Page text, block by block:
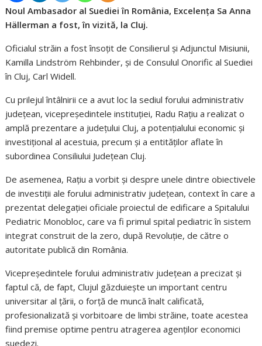
Noul Ambasador al Suediei în România, Excelența Sa Anna
Hällerman a fost, în vizită, la Cluj.
Oficialul străin a fost însoțit de Consilierul și Adjunctul Misiunii,
Kamilla Lindström Rehbinder, și de Consulul Onorific al Suediei
în Cluj, Carl Widell.
Cu prilejul întâlnirii ce a avut loc la sediul forului administrativ
județean, vicepreședintele instituției, Radu Rațiu a realizat o
amplă prezentare a județului Cluj, a potenţialului economic şi
investiţional al acestuia, precum și a entităților aflate în
subordinea Consiliului Județean Cluj.
De asemenea, Rațiu a vorbit și despre unele dintre obiectivele
de investiții ale forului administrativ județean, context în care a
prezentat delegației oficiale proiectul de edificare a Spitalului
Pediatric Monobloc, care va fi primul spital pediatric în sistem
integrat construit de la zero, după Revoluție, de către o
autoritate publică din România.
Vicepreședintele forului administrativ județean a precizat și
faptul că, de fapt, Clujul găzduiește un important centru
universitar al țării, o forţă de muncă înalt calificată,
profesionalizată şi vorbitoare de limbi străine, toate acestea
fiind premise optime pentru atragerea agenților economici
suedezi.